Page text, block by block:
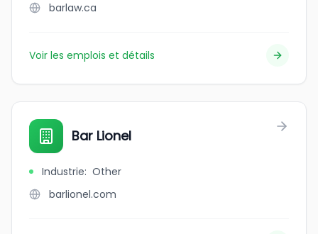
barlaw.ca
Voir les emplois et détails
Bar Lionel
Industrie: Other
barlionel.com